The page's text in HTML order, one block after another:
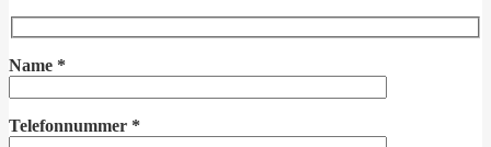
Name *
Telefonnummer *